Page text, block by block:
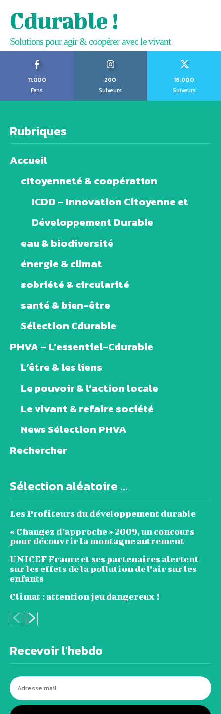
Cdurable !
Solutions pour agir & coopérer avec le vivant
11,000
Fans
200
Suiveurs
18,000
Suiveurs
Rubriques
Accueil
citoyenneté & coopération
ICDD – Innovation Citoyenne et
Développement Durable
eau & biodiversité
énergie & climat
sobriété & circularité
santé & bien-être
Sélection Cdurable
PHVA – L’essentiel-Cdurable
L’être & les liens
Le pouvoir & l’action locale
Le vivant & refaire société
News Sélection PHVA
Rechercher
Sélection aléatoire ...
Les Profiteurs du développement durable
« Changez d’approche » 2009, un concours
pour découvrir la montagne autrement
UNICEF France et ses partenaires alertent
sur les effets de la pollution de l’air sur les
enfants
Climat : attention jeu dangereux !
Recevoir l'hebdo